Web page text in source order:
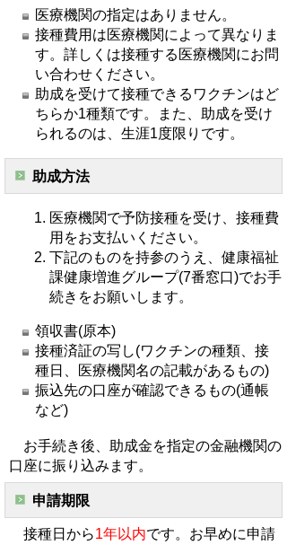
医療機関の指定はありません。
接種費用は医療機関によって異なりま
す。詳しくは接種する医療機関にお問
い合わせください。
助成を受けて接種できるワクチンはど
ちらか1種類です。また、助成を受け
られるのは、生涯1度限りです。
助成方法
医療機関で予防接種を受け、接種費
用をお支払いください。
下記のものを持参のうえ、健康福祉
課健康増進グループ(7番窓口)でお手
続きをお願いします。
領収書(原本)
接種済証の写し(ワクチンの種類、接
種日、医療機関名の記載があるもの)
振込先の口座が確認できるもの(通帳
など)
お手続き後、助成金を指定の金融機関の
口座に振り込みます。
申請期限
接種日から1年以内です。お早めに申請